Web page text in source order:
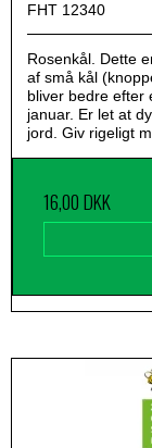
FHT 12340
Rosenkål. Dette
af små kål
bliver bedre efter
januar. Er let at
jord. Giv rigeligt
16,00 DKK